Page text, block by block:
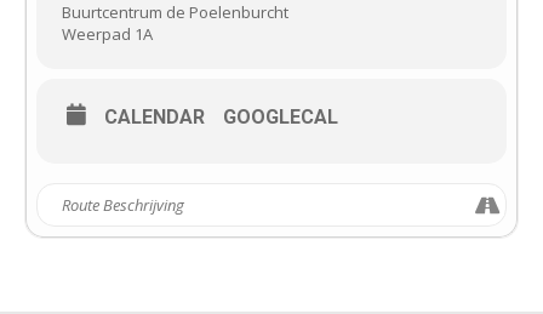
Buurtcentrum de Poelenburcht
Weerpad 1A
CALENDAR GOOGLECAL